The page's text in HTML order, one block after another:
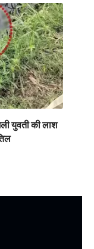
युवती की लाश